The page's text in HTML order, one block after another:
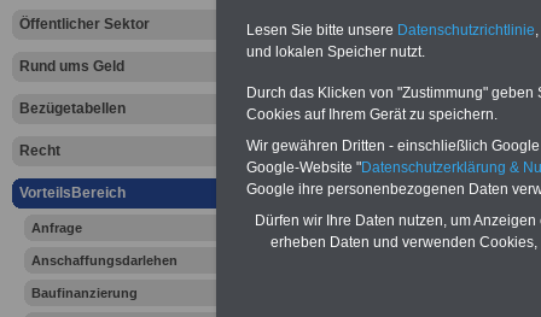
Öffentlicher Sektor
Rund ums Geld
Bezügetabellen
Recht
VorteilsBereich
Anfrage
Anschaffungsdarlehen
Baufinanzierung
Lesen Sie bitte unsere Datenschutzrichtlinie
und lokalen Speicher nutzt.
Durch das Klicken von "Zustimmung"
Cookies auf Ihrem Gerät zu speichern.
Wir gewähren Dritten - einschließlich
Google-Website "Datenschutzerklärung &
Google ihre personenbezogenen Daten
Dürfen wir Ihre Daten nutzen, um
erheben Daten und verwenden